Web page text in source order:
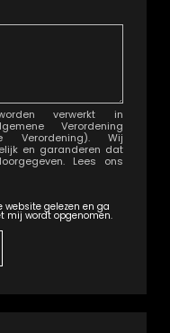
verwerkt in
Verordening
Verordening). Wij
en garanderen dat
Lees ons
website gelezen en ga
mij wordt opgenomen.